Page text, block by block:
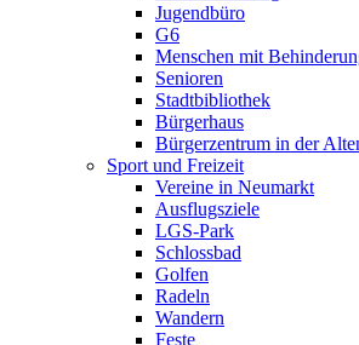
Jugendbüro
G6
Menschen mit
Senioren
Stadtbibliothek
Bürgerhaus
Bürgerzentrum in der
Sport und Freizeit
Vereine in Neumarkt
Ausflugsziele
LGS-Park
Schlossbad
Golfen
Radeln
Wandern
Feste